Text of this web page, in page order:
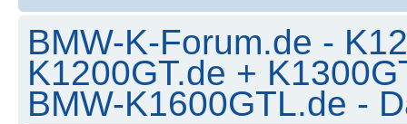
BMW-K-Forum.de -
K1200GT.de +
BMW-K1600GTL.de -